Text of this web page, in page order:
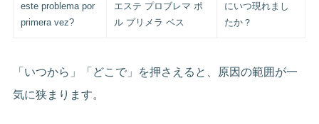
este problema por
primera vez?
エステ プロブレマ ポ
ル プリメラ ベス
にいつ現れまし
たか？
「いつから」「どこで」を押さえると、原因の範囲が一
気に狭まります。